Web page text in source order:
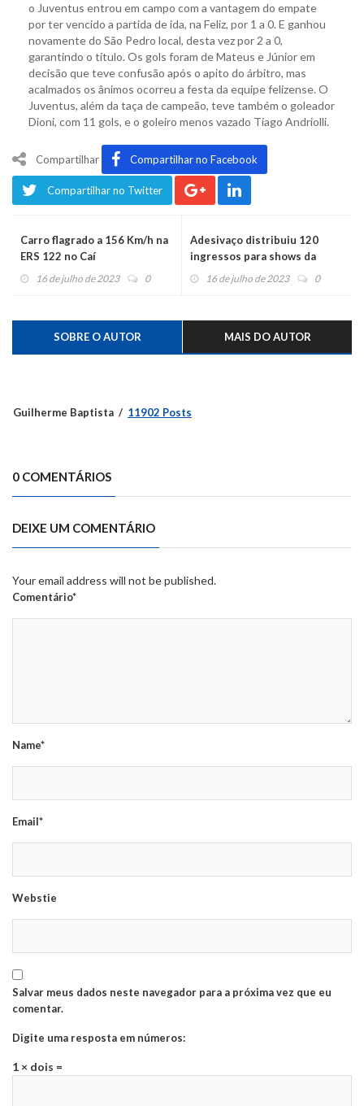
o Juventus entrou em campo com a vantagem do empate
por ter vencido a partida de ida, na Feliz, por 1 a 0. E ganhou
novamente do São Pedro local, desta vez por 2 a 0,
garantindo o título. Os gols foram de Mateus e Júnior em
decisão que teve confusão após o apito do árbitro, mas
acalmados os ânimos ocorreu a festa da equipe felizense. O
Juventus, além da taça de campeão, teve também o goleador
Dioni, com 11 gols, e o goleiro menos vazado Tiago Andriolli.
Compartilhar Compartilhar no Facebook
Compartilhar no Twitter
Carro flagrado a 156 Km/h na
ERS 122 no Caí
16 de julho de 2023 0
Adesivaço distribuiu 120
ingressos para shows da
Festa do Moranguinho
16 de julho de 2023 0
SOBRE O AUTOR MAIS DO AUTOR
Guilherme Baptista 11902 Posts
0 COMENTÁRIOS
DEIXE UM COMENTÁRIO
Your email address will not be published.
Comentário*
Name*
Email*
Webstie
Salvar meus dados neste navegador para a próxima vez que eu
comentar.
Digite uma resposta em números:
1 × dois =